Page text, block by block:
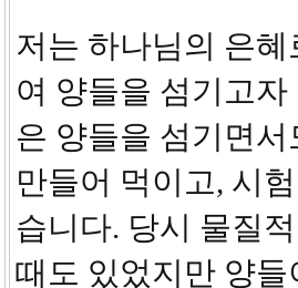
저는 하나님의 은
여 양들을 섬기고
은 양들을 섬기면
만들어 먹이고, 시
습니다. 당시 물질
때도 있었지만 양